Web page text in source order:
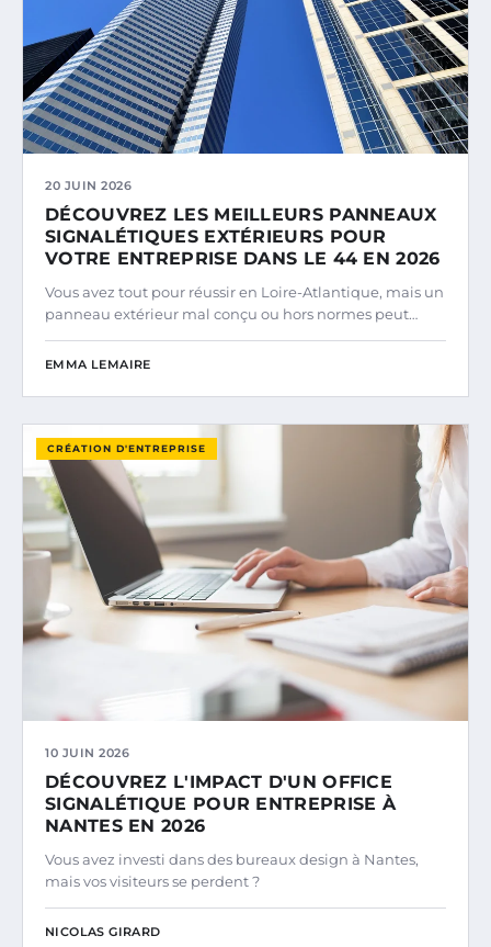
20 JUIN 2026
DÉCOUVREZ LES MEILLEURS PANNEAUX
SIGNALÉTIQUES EXTÉRIEURS POUR
VOTRE ENTREPRISE DANS LE 44 EN 2026
Vous avez tout pour réussir en Loire-Atlantique, mais un
panneau extérieur mal conçu ou hors normes peut…
EMMA LEMAIRE
CRÉATION D'ENTREPRISE
10 JUIN 2026
DÉCOUVREZ L'IMPACT D'UN OFFICE
SIGNALÉTIQUE POUR ENTREPRISE À
NANTES EN 2026
Vous avez investi dans des bureaux design à Nantes,
mais vos visiteurs se perdent ?
NICOLAS GIRARD